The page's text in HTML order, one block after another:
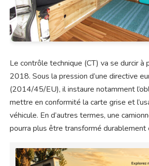
Le contrôle technique (CT) va se durcir à
2018. Sous la pression d’une directive
(2014/45/EU), il instaure notamment
mettre en conformité la carte grise et
véhicule. En d’autres termes, une
pourra plus être transformé durablement